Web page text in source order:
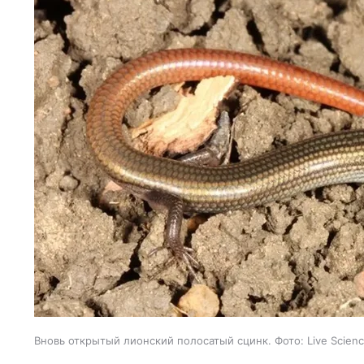
Вновь открытый лионский полосатый сцинк. Фото: Live